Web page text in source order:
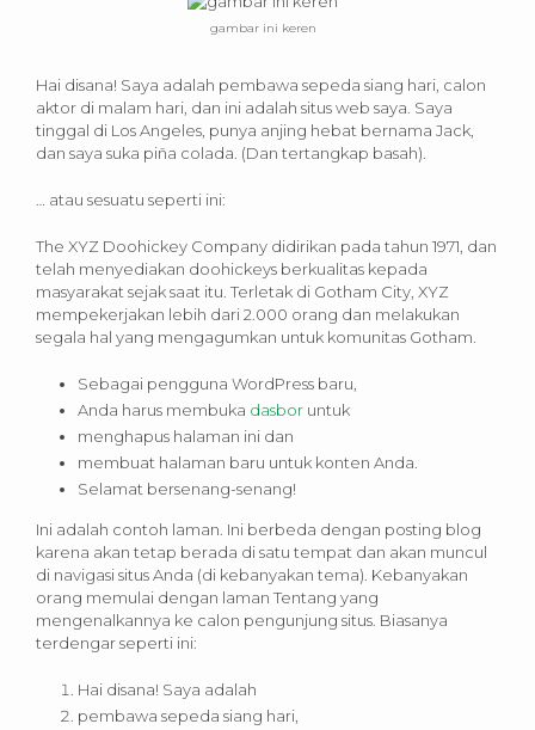
gambar ini keren
Hai disana! Saya adalah pembawa sepeda siang hari, calon
aktor di malam hari, dan ini adalah situs web saya. Saya
tinggal di Los Angeles, punya anjing hebat bernama Jack,
dan saya suka piña colada. (Dan tertangkap basah).
… atau sesuatu seperti ini:
The XYZ Doohickey Company didirikan pada tahun 1971, dan
telah menyediakan doohickeys berkualitas kepada
masyarakat sejak saat itu. Terletak di Gotham City, XYZ
mempekerjakan lebih dari 2.000 orang dan melakukan
segala hal yang mengagumkan untuk komunitas Gotham.
Sebagai pengguna WordPress baru,
Anda harus membuka dasbor untuk
menghapus halaman ini dan
membuat halaman baru untuk konten Anda.
Selamat bersenang-senang!
Ini adalah contoh laman. Ini berbeda dengan posting blog
karena akan tetap berada di satu tempat dan akan muncul
di navigasi situs Anda (di kebanyakan tema). Kebanyakan
orang memulai dengan laman Tentang yang
mengenalkannya ke calon pengunjung situs. Biasanya
terdengar seperti ini:
Hai disana! Saya adalah
pembawa sepeda siang hari,